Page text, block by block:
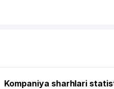
Kompaniya sharhlari